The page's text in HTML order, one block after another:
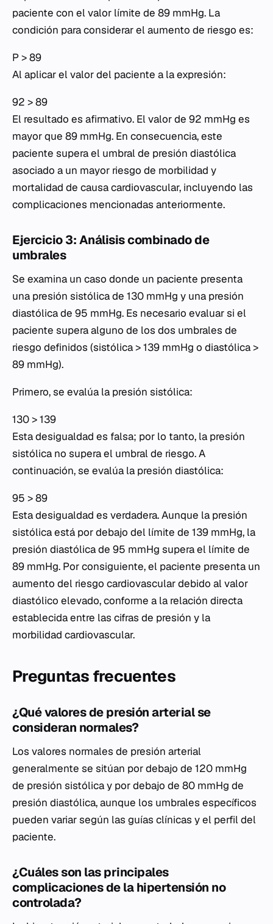
paciente con el valor límite de 89 mmHg. La
condición para considerar el aumento de riesgo es:
P > 89
Al aplicar el valor del paciente a la expresión:
92 > 89
El resultado es afirmativo. El valor de 92 mmHg es
mayor que 89 mmHg. En consecuencia, este
paciente supera el umbral de presión diastólica
asociado a un mayor riesgo de morbilidad y
mortalidad de causa cardiovascular, incluyendo las
complicaciones mencionadas anteriormente.
Ejercicio 3: Análisis combinado de
umbrales
Se examina un caso donde un paciente presenta
una presión sistólica de 130 mmHg y una presión
diastólica de 95 mmHg. Es necesario evaluar si el
paciente supera alguno de los dos umbrales de
riesgo definidos (sistólica > 139 mmHg o diastólica >
89 mmHg).
Primero, se evalúa la presión sistólica:
130 > 139
Esta desigualdad es falsa; por lo tanto, la presión
sistólica no supera el umbral de riesgo. A
continuación, se evalúa la presión diastólica:
95 > 89
Esta desigualdad es verdadera. Aunque la presión
sistólica está por debajo del límite de 139 mmHg, la
presión diastólica de 95 mmHg supera el límite de
89 mmHg. Por consiguiente, el paciente presenta un
aumento del riesgo cardiovascular debido al valor
diastólico elevado, conforme a la relación directa
establecida entre las cifras de presión y la
morbilidad cardiovascular.
Preguntas frecuentes
¿Qué valores de presión arterial se
consideran normales?
Los valores normales de presión arterial
generalmente se sitúan por debajo de 120 mmHg
de presión sistólica y por debajo de 80 mmHg de
presión diastólica, aunque los umbrales específicos
pueden variar según las guías clínicas y el perfil del
paciente.
¿Cuáles son las principales
complicaciones de la hipertensión no
controlada?